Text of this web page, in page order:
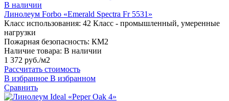
В наличии
Линолеум Forbo «Emerald Spectra Fr 5531»
Класс использования: 42 Класс - промышленный, умеренные
нагрузки
Пожарная безопасность: КМ2
Наличие товара: В наличии
1 372 руб./м2
Рассчитать стоимость
В избранное В избранном
Сравнить